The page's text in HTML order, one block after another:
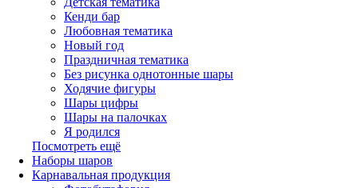
Кенди бар
Любовная тематика
Новый год
Праздничная тематика
Без рисунка однотонные шары
Ходячие фигуры
Шары цифры
Шары на палочках
Я родился
Посмотреть ещё
Наборы шаров
Карнавальная продукция